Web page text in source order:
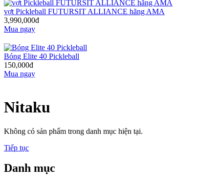
vợt Pickleball FUTURSIT ALLIANCE hãng AMA
3,990,000đ
Mua ngay
Bóng Elite 40 Pickleball
150,000đ
Mua ngay
Nitaku
Không có sản phẩm trong danh mục hiện tại.
Tiếp tục
Danh mục